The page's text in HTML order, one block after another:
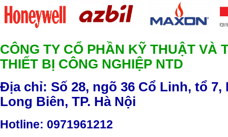
CÔNG TY CỔ PHẦN KỸ THUẬT VÀ
THIẾT BỊ CÔNG NGHIỆP NTD
Địa chỉ: Số 28, ngõ 36 Cổ Linh, tổ 7,
Long Biên, TP. Hà Nội
Hotline: 0971961212